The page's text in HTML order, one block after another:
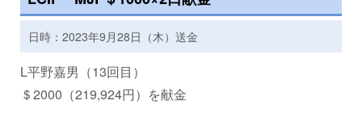
日時：2023年9月28日（木）送金
L平野嘉男（13回目）
＄2000（219,924円）を献金